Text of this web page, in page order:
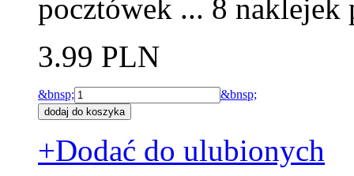
pocztówek ... 8
3.99 PLN
&bnsp; &bnsp;
+Dodać do ulubionych